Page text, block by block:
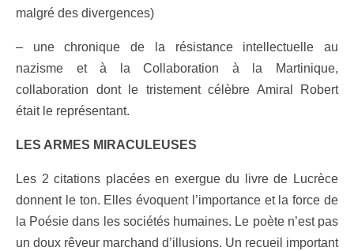
malgré des divergences)
– une chronique de la résistance intellectuelle au
nazisme et à la Collaboration à la Martinique,
collaboration dont le tristement célèbre Amiral Robert
était le représentant.
LES ARMES MIRACULEUSES
Les 2 citations placées en exergue du livre de Lucrèce
donnent le ton. Elles évoquent l’importance et la force de
la Poésie dans les sociétés humaines. Le poète n’est pas
un doux rêveur marchand d’illusions. Un recueil important